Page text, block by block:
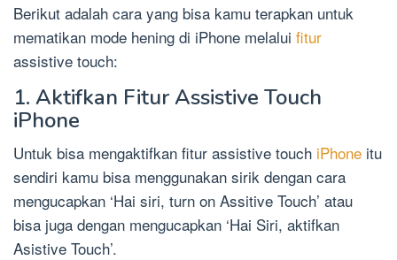
Berikut adalah cara yang bisa kamu terapkan untuk
mematikan mode hening di iPhone melalui fitur
assistive touch:
1. Aktifkan Fitur Assistive Touch
iPhone
Untuk bisa mengaktifkan fitur assistive touch iPhone itu
sendiri kamu bisa menggunakan sirik dengan cara
mengucapkan ‘Hai siri, turn on Assitive Touch’ atau
bisa juga dengan mengucapkan ‘Hai Siri, aktifkan
Asistive Touch’.